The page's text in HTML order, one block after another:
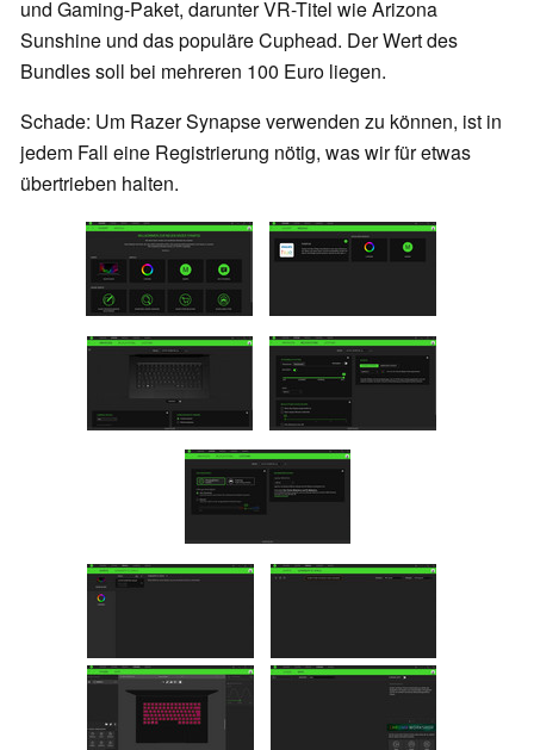
und Gaming-Paket, darunter VR-Titel wie Arizona
Sunshine und das populäre Cuphead. Der Wert des
Bundles soll bei mehreren 100 Euro liegen.
Schade: Um Razer Synapse verwenden zu können, ist in
jedem Fall eine Registrierung nötig, was wir für etwas
übertrieben halten.